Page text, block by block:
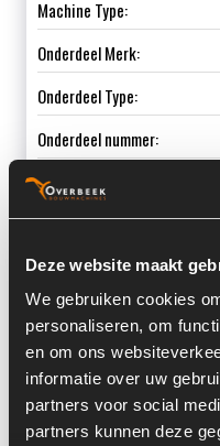
Deze website maakt
We gebruiken cookies
personaliseren, om
en om ons
informatie over uw
partners voor social
partners kunnen deze
Machine Type:
Onderdeel Merk:
Onderdeel Type:
Onderdeel nummer:
Informatie
Locatie:
Past op de volgende
Land: